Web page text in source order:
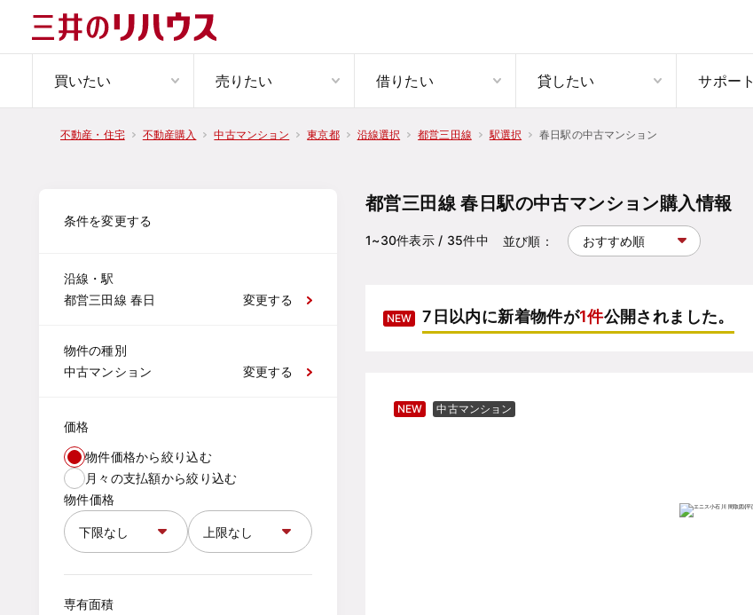
買いたい 売りたい 借りたい 貸したい サポート
不動産・住宅 不動産購入 中古マンション 東京都 沿線選択 都営三田線 駅選択 春日駅の中古マンション
条件を変更する
沿線・駅
都営三田線 春日
変更する
物件の種別
中古マンション
変更する
価格
物件価格から絞り込む
月々の支払額から絞り込む
物件価格
専有面積
都営三田線 春日駅の中古マンション購入情報
1~30件表示/ 35件中 並び順：
NEW 7日以内に新着物件が1件公開されました。
NEW 中古マンション